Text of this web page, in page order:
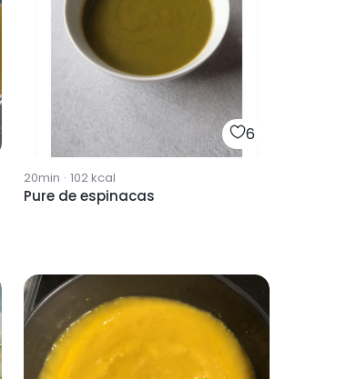
6
20min · 102kcal
Pure de espinacas